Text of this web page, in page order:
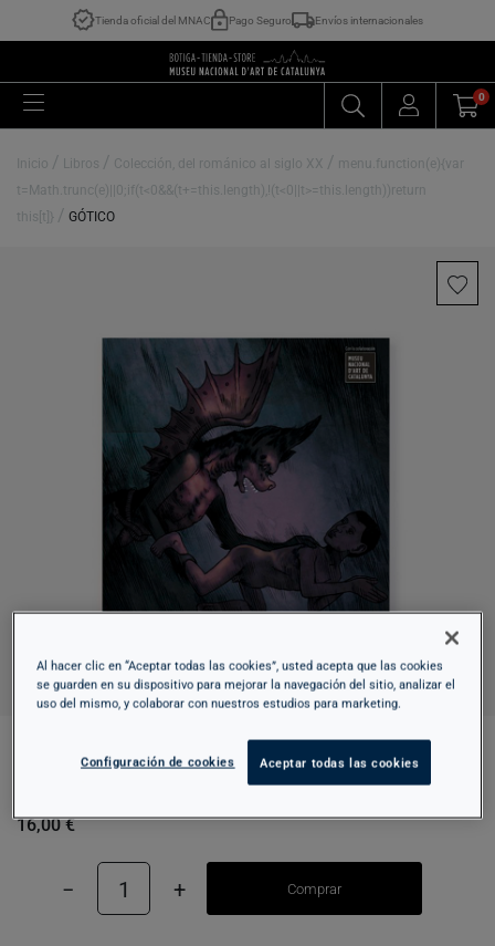
Tienda oficial del MNAC Pago Seguro Envíos internacionales
0
Inicio / Libros / Colección, del románico al siglo XX / menu.function(e){var
t=Math.trunc(e)||0;if(t<0&&(t+=this.length),!(t<0||t>=this.length))return
this[t]} / GÓTICO
GÓTICO
16,00 €
− 1 + Comprar
Al hacer clic en “Aceptar todas las cookies”, usted acepta que las cookies
se guarden en su dispositivo para mejorar la navegación del sitio, analizar el
uso del mismo, y colaborar con nuestros estudios para marketing.
Configuración de cookies Aceptar todas las cookies